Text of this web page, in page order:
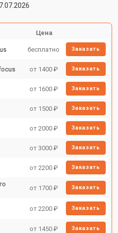
Цена
бесплатно Заказать
от 1400 ₽ Заказать
от 1600 ₽ Заказать
от 1500 ₽ Заказать
от 2000 ₽ Заказать
от 3000 ₽ Заказать
от 2200 ₽ Заказать
от 1700 ₽ Заказать
от 2200 ₽ Заказать
от 1450 ₽ Заказать